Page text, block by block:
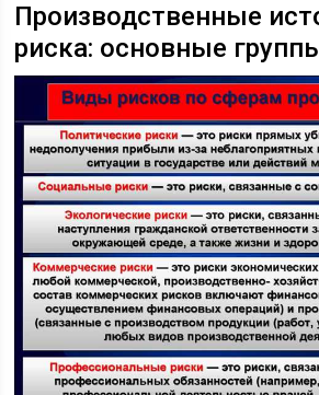
Производственные
риска: основные